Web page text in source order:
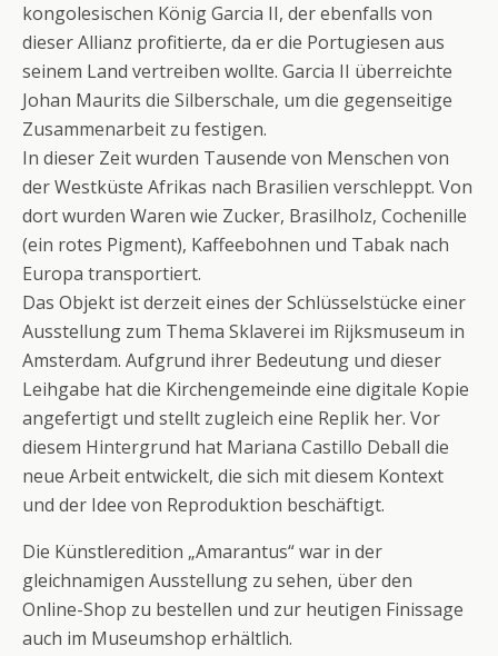
kongolesischen König Garcia II, der ebenfalls von
dieser Allianz profitierte, da er die Portugiesen aus
seinem Land vertreiben wollte. Garcia II überreichte
Johan Maurits die Silberschale, um die gegenseitige
Zusammenarbeit zu festigen.
In dieser Zeit wurden Tausende von Menschen von
der Westküste Afrikas nach Brasilien verschleppt. Von
dort wurden Waren wie Zucker, Brasilholz, Cochenille
(ein rotes Pigment), Kaffeebohnen und Tabak nach
Europa transportiert.
Das Objekt ist derzeit eines der Schlüsselstücke einer
Ausstellung zum Thema Sklaverei im Rijksmuseum in
Amsterdam. Aufgrund ihrer Bedeutung und dieser
Leihgabe hat die Kirchengemeinde eine digitale Kopie
angefertigt und stellt zugleich eine Replik her. Vor
diesem Hintergrund hat Mariana Castillo Deball die
neue Arbeit entwickelt, die sich mit diesem Kontext
und der Idee von Reproduktion beschäftigt.
Die Künstleredition „Amarantus“ war in der
gleichnamigen Ausstellung zu sehen, über den
Online-Shop zu bestellen und zur heutigen Finissage
auch im Museumshop erhältlich.